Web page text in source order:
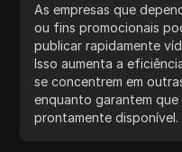
As empresas que
ou fins promocionais
publicar rapidamente
Isso aumenta a
se concentrem em
enquanto garantem
prontamente disponível.